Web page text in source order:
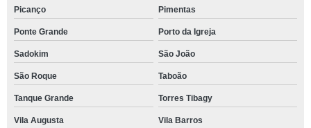
Picanço Pimentas
Ponte Grande Porto da Igreja
Sadokim São João
São Roque Taboão
Tanque Grande Torres Tibagy
Vila Augusta Vila Barros